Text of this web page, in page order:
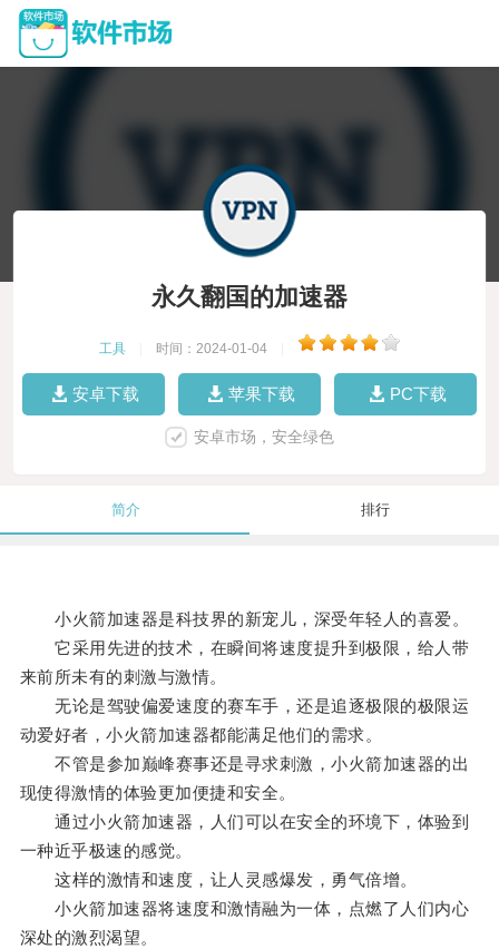
永久翻国的加速器
工具 时间：2024-01-04
安卓下载 苹果下载 PC下载
安卓市场，安全绿色
简介 排行
小火箭加速器是科技界的新宠儿，深受年轻人的喜爱。
它采用先进的技术，在瞬间将速度提升到极限，给人带
来前所未有的刺激与激情。
无论是驾驶偏爱速度的赛车手，还是追逐极限的极限运
动爱好者，小火箭加速器都能满足他们的需求。
不管是参加巅峰赛事还是寻求刺激，小火箭加速器的出
现使得激情的体验更加便捷和安全。
通过小火箭加速器，人们可以在安全的环境下，体验到
一种近乎极速的感觉。
这样的激情和速度，让人灵感爆发，勇气倍增。
小火箭加速器将速度和激情融为一体，点燃了人们内心
深处的激烈渴望。